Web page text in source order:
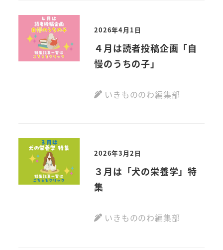
2026年4月1日
４月は読者投稿企画「自
慢のうちの子」
いきもののわ編集部
2026年3月2日
３月は「犬の栄養学」特
集
いきもののわ編集部